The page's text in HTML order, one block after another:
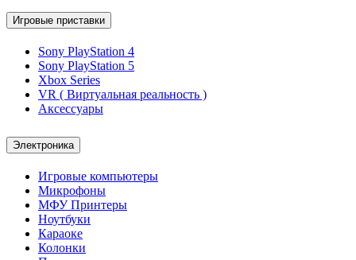
Игровые приставки
Sony PlayStation 4
Sony PlayStation 5
Xbox Series
VR ( Виртуальная реальность )
Аксессуары
Электроника
Игровые компьютеры
Микрофоны
МФУ Принтеры
Ноутбуки
Караоке
Колонки